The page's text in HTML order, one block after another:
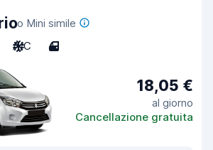
o Mini simile
A/C 4
18,05 €
al giorno
Cancellazione gratuita